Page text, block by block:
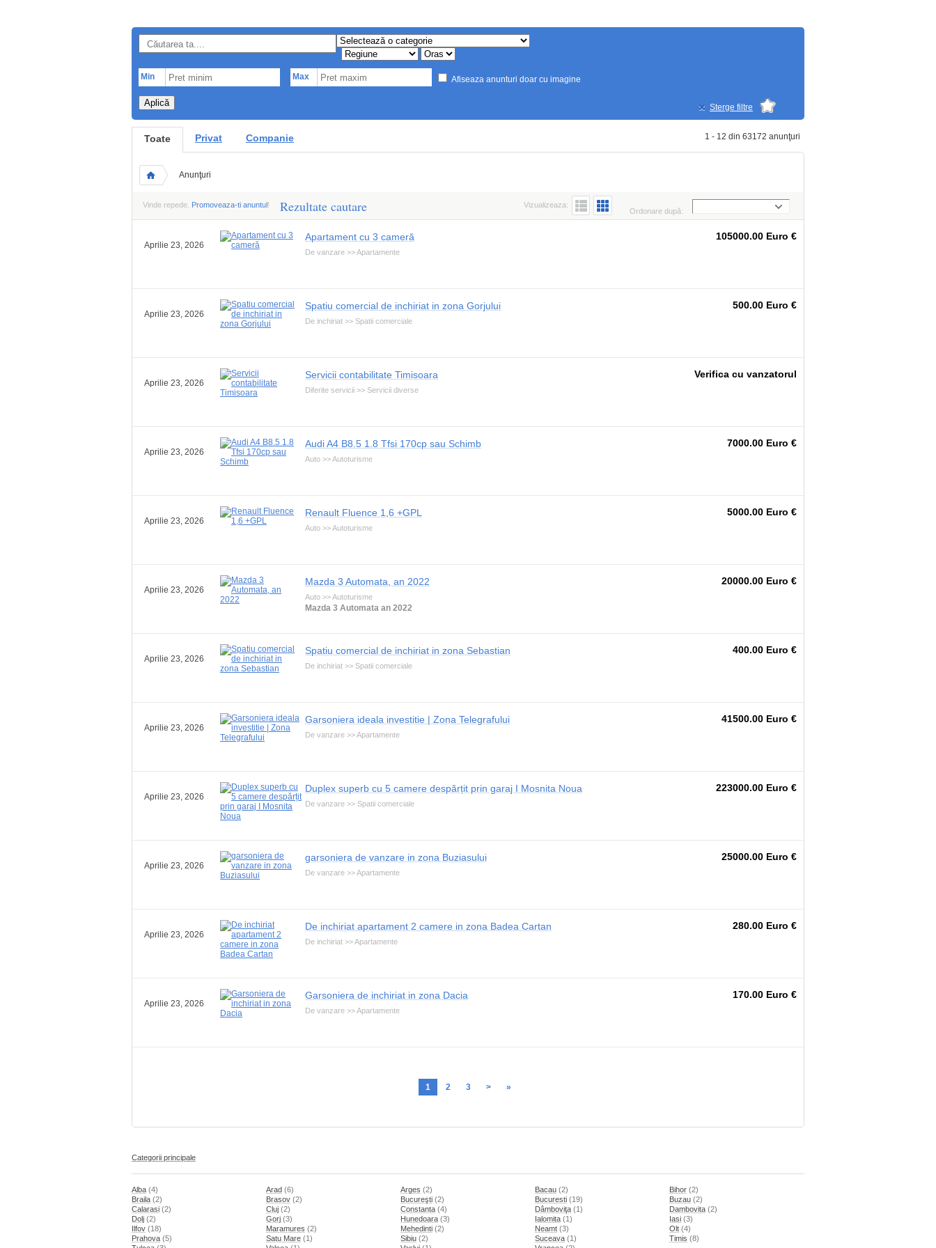
Min Max Afiseaza anunturi doar cu imagine
Aplică Sterge filtre
1 - 12 din 63172 anunţuri
Toate Privat Companie
Anunţuri
Vinde repede. Promoveaza-ti anuntul! Rezultate cautare Ordonare după:
Vizualizeaza:
Aprilie 23, 2026
Apartament cu 3 cameră
De vanzare >> Apartamente
105000.00 Euro €
Aprilie 23, 2026
Spatiu comercial de inchiriat in zona Gorjului
De inchiriat >> Spatii comerciale
500.00 Euro €
Aprilie 23, 2026
Servicii contabilitate Timisoara
Diferite servicii >> Servicii diverse
Verifica cu vanzatorul
Aprilie 23, 2026
Audi A4 B8.5 1.8 Tfsi 170cp sau Schimb
Auto >> Autoturisme
7000.00 Euro €
Aprilie 23, 2026
Renault Fluence 1,6 +GPL
Auto >> Autoturisme
5000.00 Euro €
Aprilie 23, 2026
Mazda 3 Automata, an 2022
Auto >> Autoturisme
Mazda 3 Automata an 2022
20000.00 Euro €
Aprilie 23, 2026
Spatiu comercial de inchiriat in zona Sebastian
De inchiriat >> Spatii comerciale
400.00 Euro €
Aprilie 23, 2026
Garsoniera ideala investitie | Zona Telegrafului
De vanzare >> Apartamente
41500.00 Euro €
Aprilie 23, 2026
Duplex superb cu 5 camere despărțit prin garaj I Mosnita Noua
De vanzare >> Spatii comerciale
223000.00 Euro €
Aprilie 23, 2026
garsoniera de vanzare in zona Buziasului
De vanzare >> Apartamente
25000.00 Euro €
Aprilie 23, 2026
De inchiriat apartament 2 camere in zona Badea Cartan
De inchiriat >> Apartamente
280.00 Euro €
Aprilie 23, 2026
Garsoniera de inchiriat in zona Dacia
De vanzare >> Apartamente
170.00 Euro €
1 2 3 > »
Categorii principale
Alba (4) Arad (6) Arges (2) Bacau (2) Bihor (2)
Braila (2) Brasov (2) Bucureşti (2) Bucuresti (19) Buzau (2)
Calarasi (2) Cluj (2) Constanta (4) Dâmboviţa (1) Dambovita (2)
Dolj (2) Gorj (3) Hunedoara (3) Ialomita (1) Iasi (3)
Ilfov (18) Maramures (2) Mehedinti (2) Neamt (3) Olt (4)
Prahova (5) Satu Mare (1) Sibiu (2) Suceava (1) Timis (8)